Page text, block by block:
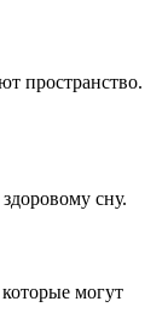
пространство.
сну.
могут